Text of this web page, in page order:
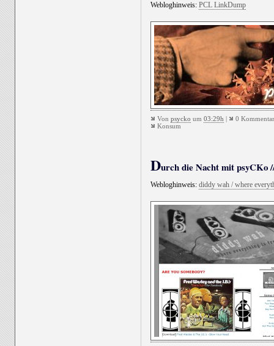
Webloghinweis: PCL LinkDump
Von psycko um 03:29h |
0
Konsum
Durch die Nacht mit psyCKo
Webloghinweis: diddy wah / where